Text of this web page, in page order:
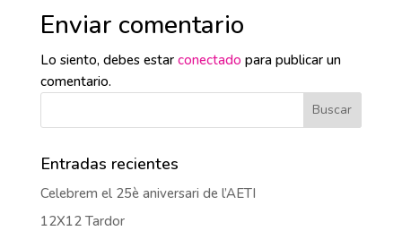
Enviar comentario
Lo siento, debes estar conectado para publicar un
comentario.
Entradas recientes
Celebrem el 25è aniversari de l’AETI
12X12 Tardor